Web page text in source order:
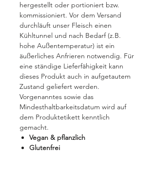
hergestellt oder portioniert bzw.
kommissioniert. Vor dem Versand
durchläuft unser Fleisch einen
Kühltunnel und nach Bedarf (z.B.
hohe Außentemperatur) ist ein
äußerliches Anfrieren notwendig. Für
eine ständige Lieferfähigkeit kann
dieses Produkt auch in aufgetautem
Zustand geliefert werden.
Vorgenanntes sowie das
Mindesthaltbarkeitsdatum wird auf
dem Produktetikett kenntlich
gemacht.
Vegan & pflanzlich
Glutenfrei